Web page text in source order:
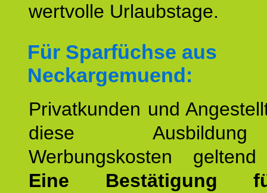
wertvolle Urlaubstage.
Für Sparfüchse aus
Neckargemuend:
Privatkunden und
diese
Werbungskosten
Eine Bestätigung